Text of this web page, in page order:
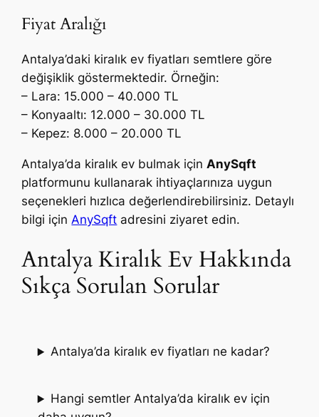
Fiyat Aralığı
Antalya’daki kiralık ev fiyatları semtlere göre
değişiklik göstermektedir. Örneğin:
– Lara: 15.000 – 40.000 TL
– Konyaaltı: 12.000 – 30.000 TL
– Kepez: 8.000 – 20.000 TL
Antalya’da kiralık ev bulmak için AnySqft
platformunu kullanarak ihtiyaçlarınıza uygun
seçenekleri hızlıca değerlendirebilirsiniz. Detaylı
bilgi için AnySqft adresini ziyaret edin.
Antalya Kiralık Ev Hakkında
Sıkça Sorulan Sorular
Antalya’da kiralık ev fiyatları ne kadar?
Hangi semtler Antalya’da kiralık ev için